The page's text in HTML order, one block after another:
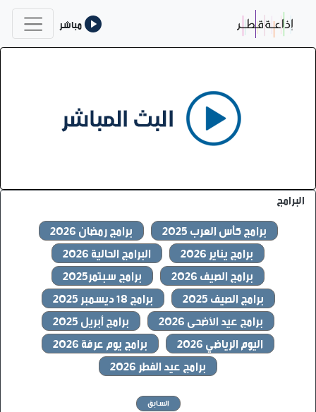
مباشر
البرامج
برامج كأس العرب 2025
برامج رمضان 2026
برامج يناير 2026
البرامج الحالية 2026
برامج الصيف 2026
برامج سبتمر2025
برامج الصيف 2025
برامج 18 ديسمبر 2025
برامج عيد الأضحى 2026
برامج أبريل 2025
اليوم الرياضي 2026
برامج يوم عرفة 2026
برامج عيد الفطر 2026
السابق